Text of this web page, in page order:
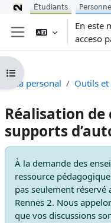
Salta al contenido principal
Panel lateral
En este
acceso
Abrir índice del curso
Área personal
Outils
Réalisation
supports
À la demande des
ressource
pas seulement
Rennes 2. Nous
que vos discussions
Étudiants